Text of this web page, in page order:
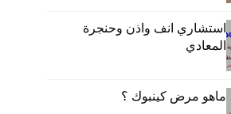
استشاري انف واذن وحنجرة
المعادي
ماهو مرض كينبوك ؟